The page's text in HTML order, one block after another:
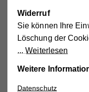
Basis des Barmer
Nur ein forcierter
die
Betreuung mit
Widerruf
Sie können Ihre
Löschung der
Weiterlesen
Weitere
Datenschutz